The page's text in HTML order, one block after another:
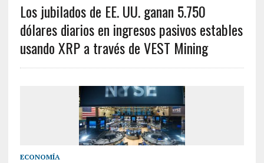
Los jubilados de EE. UU. ganan 5.750
dólares diarios en ingresos pasivos estables
usando XRP a través de VEST Mining
ECONOMÍA